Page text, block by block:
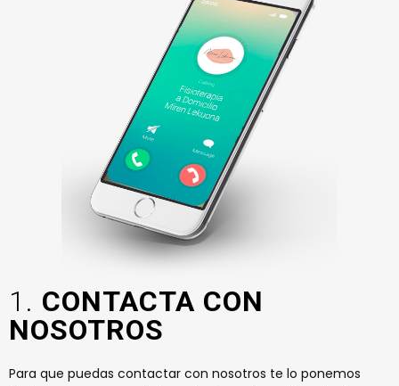
1. CONTACTA CON
NOSOTROS
Para que puedas contactar con nosotros te lo ponemos